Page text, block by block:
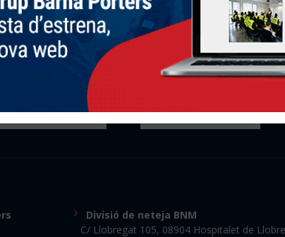
Asociados a
Divisió de neteja BNM
C/ Llobregat 105, 08904 Hospitalet de